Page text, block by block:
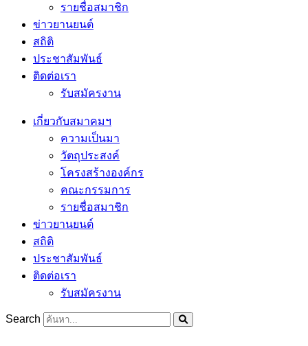
รายชื่อสมาชิก
ข่าวยานยนต์
สถิติ
ประชาสัมพันธ์
ติดต่อเรา
รับสมัครงาน
เกี่ยวกับสมาคมฯ
ความเป็นมา
วัตถุประสงค์
โครงสร้างองค์กร
คณะกรรมการ
รายชื่อสมาชิก
ข่าวยานยนต์
สถิติ
ประชาสัมพันธ์
ติดต่อเรา
รับสมัครงาน
Search